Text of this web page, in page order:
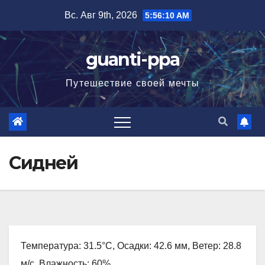
содержимому
Вс. Авг 9th, 2026 5:56:11 AM
guanti-ppa
Путешествие своей мечты
Сидней
Температура: 31.5°C, Осадки: 42.6 мм, Ветер: 28.8